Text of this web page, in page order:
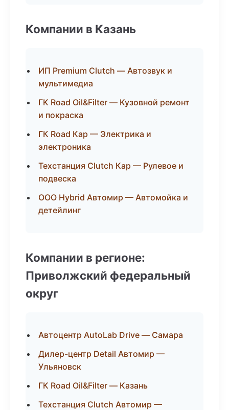
Компании в Казань
ИП Premium Clutch — Автозвук и
мультимедиа
ГК Road Oil&Filter — Кузовной ремонт
и покраска
ГК Road Кар — Электрика и
электроника
Техстанция Clutch Кар — Рулевое и
подвеска
ООО Hybrid Автомир — Автомойка и
детейлинг
Компании в регионе:
Приволжский федеральный
округ
Автоцентр AutoLab Drive — Самара
Дилер-центр Detail Автомир —
Ульяновск
ГК Road Oil&Filter — Казань
Техстанция Clutch Автомир —